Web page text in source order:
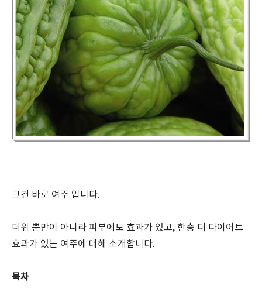
그건 바로 여주 입니다.
더위 뿐만이 아니라 피부에도 효과가 있고, 한층 더 다이어트
효과가 있는 여주에 대해 소개합니다.
목차